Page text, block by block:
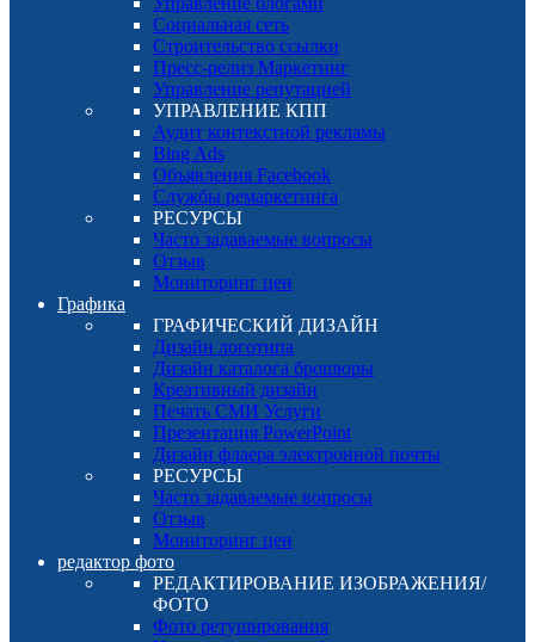
Социальная сеть
Строительство ссылки
Пресс-релиз Маркетинг
Управление репутацией
УПРАВЛЕНИЕ КПП
Аудит контекстной рекламы
Bing Ads
Объявления Facebook
Службы ремаркетинга
РЕСУРСЫ
Часто задаваемые вопросы
Отзыв
Мониторинг цен
Графика
ГРАФИЧЕСКИЙ ДИЗАЙН
Дизайн логотипа
Дизайн каталога брошюры
Креативный дизайн
Печать СМИ Услуги
Презентация PowerPoint
Дизайн флаера электронной почты
РЕСУРСЫ
Часто задаваемые вопросы
Отзыв
Мониторинг цен
редактор фото
РЕДАКТИРОВАНИЕ ИЗОБРАЖЕНИЯ/
ФОТО
Фото ретуширования